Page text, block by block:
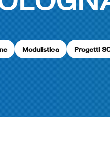
Modulistica Progetti